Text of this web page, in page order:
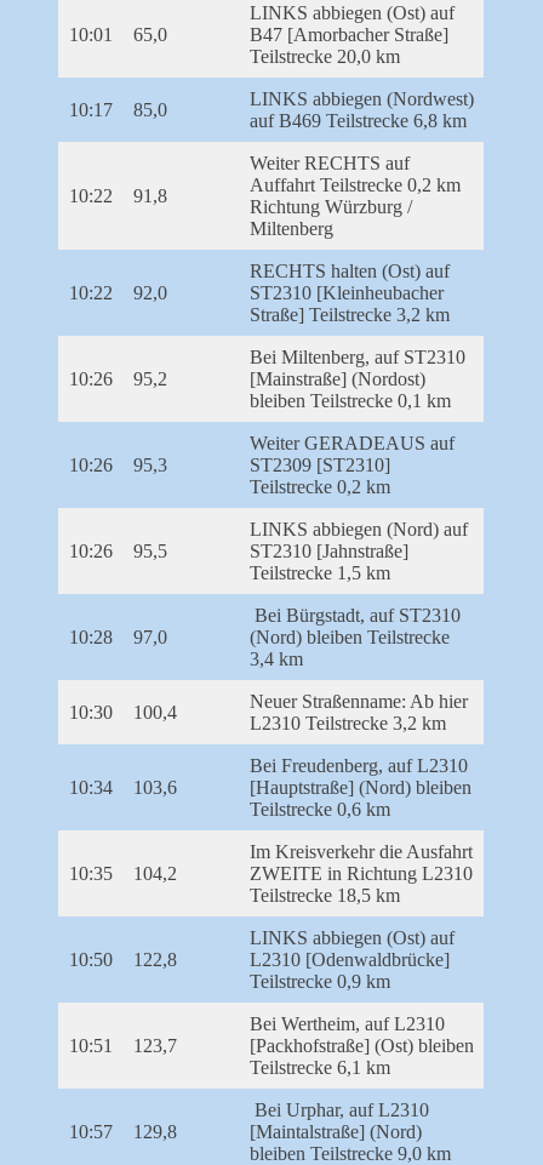
10:01 65,0
LINKS abbiegen (Ost) auf
B47 [Amorbacher Straße]
Teilstrecke 20,0 km
10:17 85,0
LINKS abbiegen (Nordwest)
auf B469 Teilstrecke 6,8 km
10:22 91,8
Weiter RECHTS auf
Auffahrt Teilstrecke 0,2 km
Richtung Würzburg /
Miltenberg
10:22 92,0
RECHTS halten (Ost) auf
ST2310 [Kleinheubacher
Straße] Teilstrecke 3,2 km
10:26 95,2
Bei Miltenberg, auf ST2310
[Mainstraße] (Nordost)
bleiben Teilstrecke 0,1 km
10:26 95,3
Weiter GERADEAUS auf
ST2309 [ST2310]
Teilstrecke 0,2 km
10:26 95,5
LINKS abbiegen (Nord) auf
ST2310 [Jahnstraße]
Teilstrecke 1,5 km
10:28 97,0
Bei Bürgstadt, auf ST2310
(Nord) bleiben Teilstrecke
3,4 km
10:30 100,4
Neuer Straßenname: Ab hier
L2310 Teilstrecke 3,2 km
10:34 103,6
Bei Freudenberg, auf L2310
[Hauptstraße] (Nord) bleiben
Teilstrecke 0,6 km
10:35 104,2
Im Kreisverkehr die Ausfahrt
ZWEITE in Richtung L2310
Teilstrecke 18,5 km
10:50 122,8
LINKS abbiegen (Ost) auf
L2310 [Odenwaldbrücke]
Teilstrecke 0,9 km
10:51 123,7
Bei Wertheim, auf L2310
[Packhofstraße] (Ost) bleiben
Teilstrecke 6,1 km
10:57 129,8
Bei Urphar, auf L2310
[Maintalstraße] (Nord)
bleiben Teilstrecke 9,0 km